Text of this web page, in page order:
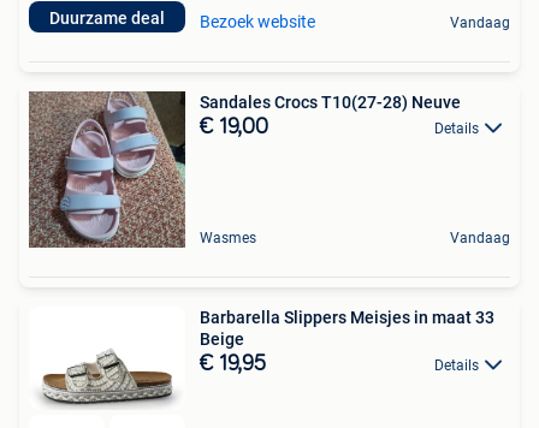
Duurzame deal Bezoek website Vandaag
Sandales Crocs T10(27-28) Neuve
€ 19,00 Details
Wasmes Vandaag
Barbarella Slippers Meisjes in maat 33
Beige
€ 19,95 Details